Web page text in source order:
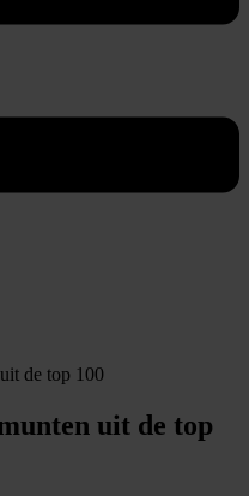
de top 100
uit de top